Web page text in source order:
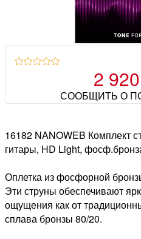
2
СООБЩИТЬ О
16182 NANOWEB Комплект
гитары, HD Light,
Оплетка из фосфорной
Эти струны обеспечивают
ощущения как от
сплава бронзы 80/20.